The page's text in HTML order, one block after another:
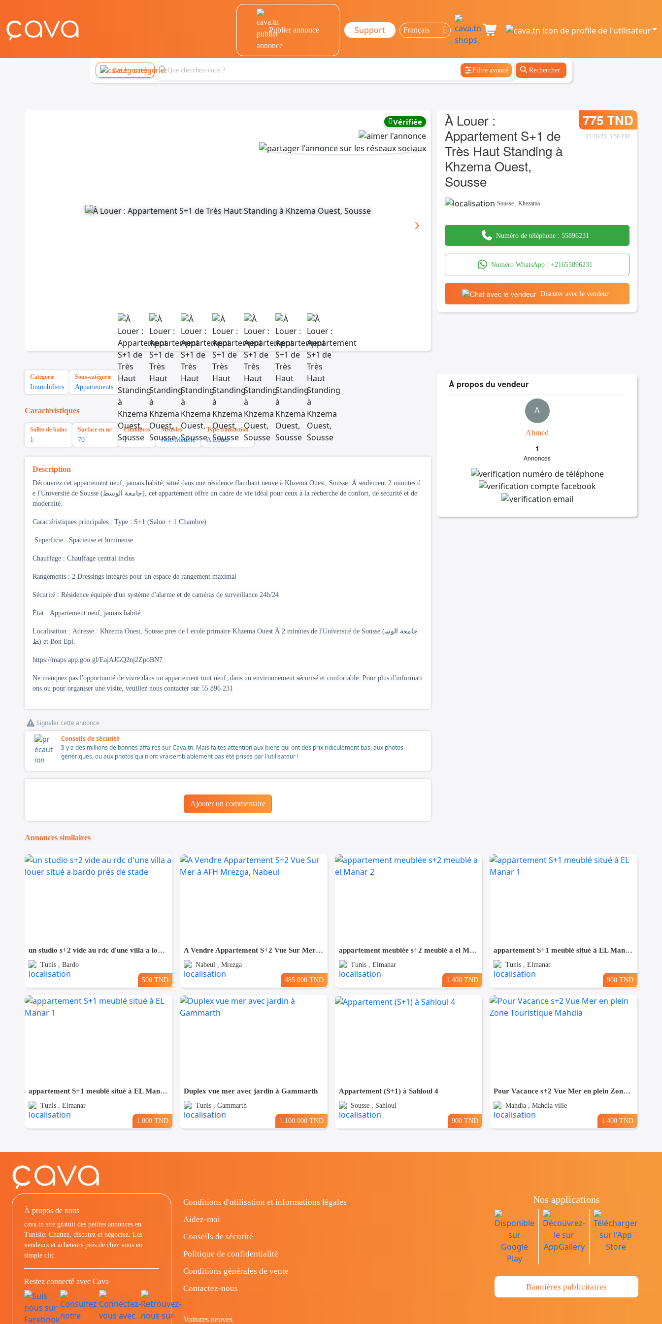
Publier annonce Support
Catégories Filtre avancé Rechercher
Vérifiée
À Louer :
Appartement S+1 de
Très Haut Standing à
Khzema Ouest,
Sousse
775 TND
11/18/25, 5:56 PM
Sousse ,Khezama
Numéro de téléphone : 55896231
Numéro WhatsApp : +21655896231
Discuter avec le vendeur
Catégorie
Immobiliers
Sous-catégorie
Appartements
Caractéristiques
Salles de bains
1
Surface en m²
70
Chambres
1
Meubles
Non Meublé
Type transaction
A Louer
Description
Découvrez cet appartement neuf, jamais habité, situé dans une résidence flambant neuve à Khzema Ouest, Sousse. À seulement 2 minutes d
e l'Université de Sousse (جامعة الوسط), cet appartement offre un cadre de vie idéal pour ceux à la recherche de confort, de sécurité et de
modernité.
Caractéristiques principales : Type : S+1 (Salon + 1 Chambre)
Superficie : Spacieuse et lumineuse
Chauffage : Chauffage central inclus
Rangements : 2 Dressings intégrés pour un espace de rangement maximal
Sécurité : Résidence équipée d'un système d'alarme et de caméras de surveillance 24h/24
État : Appartement neuf, jamais habité
Localisation : Adresse : Khzema Ouest, Sousse pres de l ecole primaire Khzema Ouest À 2 minutes de l'Université de Sousse (جامعة الوس
ط) et Bon Epi.
https://maps.app.goo.gl/EajAJGQ2nj2ZpoBN7
Ne manquez pas l'opportunité de vivre dans un appartement tout neuf, dans un environnement sécurisé et confortable. Pour plus d'informati
ons ou pour organiser une visite, veuillez nous contacter sur 55 896 231
Signaler cette annonce
Conseils de sécurité
Il y a des millions de bonnes affaires sur Cava.tn. Mais faites attention aux biens qui ont des prix ridiculement bas, aux photos
génériques, ou aux photos qui n'ont vraisemblablement pas été prises par l'utilisateur !
Ajouter un commentaire
À propos du vendeur
A
Ahmed
1
Annonces
Annonces similaires
un studio s+2 vide au rdc d'une villa a louer situé a bardo prés de stade
Tunis , Bardo
500 TND
A Vendre Appartement S+2 Vue Sur Mer à AFH Mrezga, Nabeul
Nabeul , Mrezga
485.000 TND
appartement meublée s+2 meublé a el Manar 2
Tunis , Elmanar
1.400 TND
appartement S+1 meublé situé à EL Manar 1
Tunis , Elmanar
900 TND
appartement S+1 meublé situé à EL Manar 1
Tunis , Elmanar
1.000 TND
Duplex vue mer avec jardin à Gammarth
Tunis , Gammarth
1.100.000 TND
Appartement (S+1) à Sahloul 4
Sousse , Sahloul
900 TND
Pour Vacance s+2 Vue Mer en plein Zone Touristique Mahdia
Mahdia , Mahdia ville
1.400 TND
À propos de nous
cava.tn site gratuit des petites annonces en
Tunisie: Chattez, discutez et négociez. Les
vendeurs et acheteurs prés de chez vous en
simple clic.
Restez connecté avec Cava
Conditions d'utilisation et informations légales
Aidez-moi
Conseils de sécurité
Politique de confidentialité
Conditions générales de vente
Contactez-nous
Voitures neuves
Nos applications
Bannières publicitaires